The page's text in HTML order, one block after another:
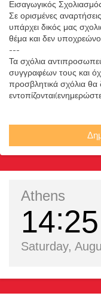
Εισαγωγικός
Σε ορισμένες
υπάρχει δικός μας
θέμα και δεν
---
Τα σχόλια
συγγραφέων τους και
προσβλητικά σχόλια θα
Athens
14 25
Saturday,